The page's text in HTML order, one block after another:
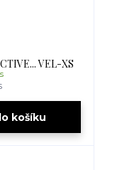
VEL-XS
košíku